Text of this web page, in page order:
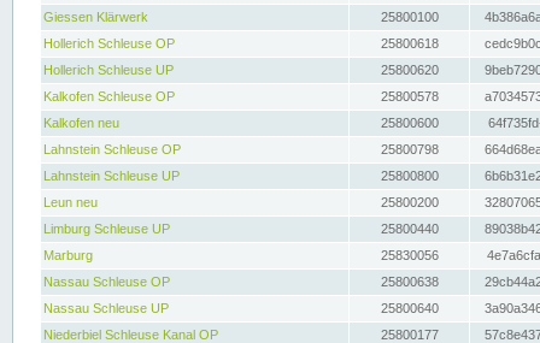
Giessen Klärwerk
25800100
Hollerich Schleuse OP
25800618
Hollerich Schleuse UP
25800620
Kalkofen Schleuse OP
25800578
Kalkofen neu
25800600
Lahnstein Schleuse OP
25800798
Lahnstein Schleuse UP
25800800
Leun neu
25800200
Limburg Schleuse UP
25800440
Marburg
25830056
Nassau Schleuse OP
25800638
Nassau Schleuse UP
25800640
Niederbiel Schleuse Kanal OP
25800177